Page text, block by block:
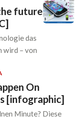
future
das
wird – von
On
[infographic]
Minute? Diese